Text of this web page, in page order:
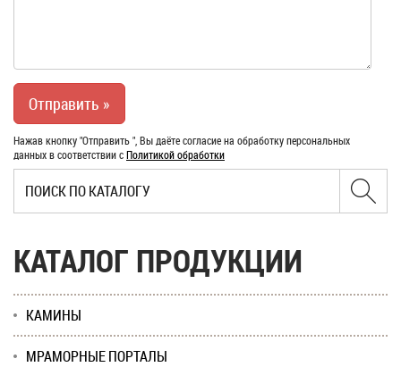
Нажав кнопку "Отправить ", Вы даёте согласие на обработку персональных
данных в соответствии сПолитикой обработки
КАТАЛОГ ПРОДУКЦИИ
КАМИНЫ
МРАМОРНЫЕ ПОРТАЛЫ